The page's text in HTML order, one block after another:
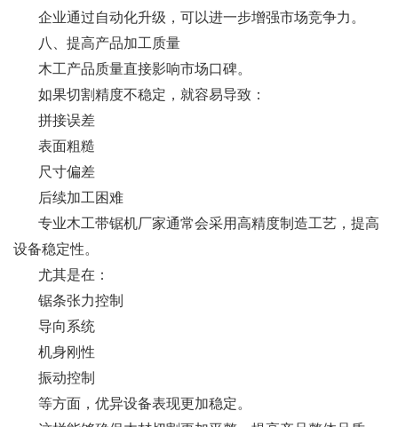
企业通过自动化升级，可以进一步增强市场竞争力。
八、提高产品加工质量
木工产品质量直接影响市场口碑。
如果切割精度不稳定，就容易导致：
拼接误差
表面粗糙
尺寸偏差
后续加工困难
专业木工带锯机厂家通常会采用高精度制造工艺，提高
设备稳定性。
尤其是在：
锯条张力控制
导向系统
机身刚性
振动控制
等方面，优异设备表现更加稳定。